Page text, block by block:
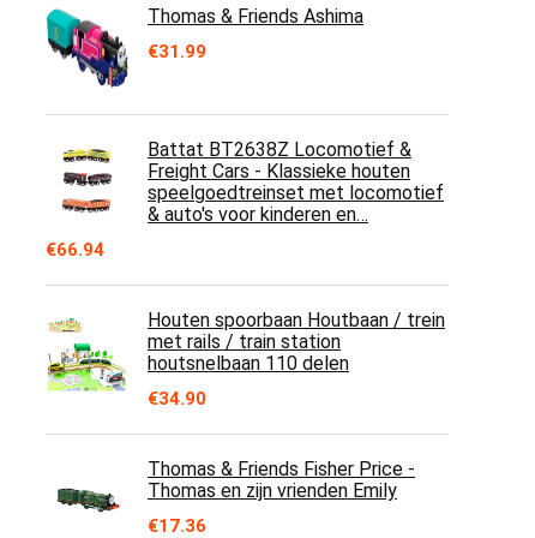
Thomas & Friends Ashima
€31.99
Battat BT2638Z Locomotief &
Freight Cars - Klassieke houten
speelgoedtreinset met locomotief
& auto's voor kinderen en…
€66.94
Houten spoorbaan Houtbaan / trein
met rails / train station
houtsnelbaan 110 delen
€34.90
Thomas & Friends Fisher Price -
Thomas en zijn vrienden Emily
€17.36